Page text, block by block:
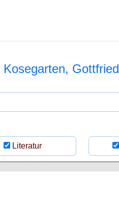
Kosegarten, Gottfried
Literatur